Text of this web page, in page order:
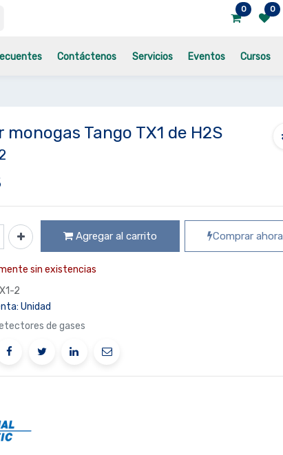
0 0
Contáctenos Servicios Eventos Cursos
monogas Tango TX1 de H2S
Agregar al carrito Comprar ahora
sin existencias
2
Unidad
de gases